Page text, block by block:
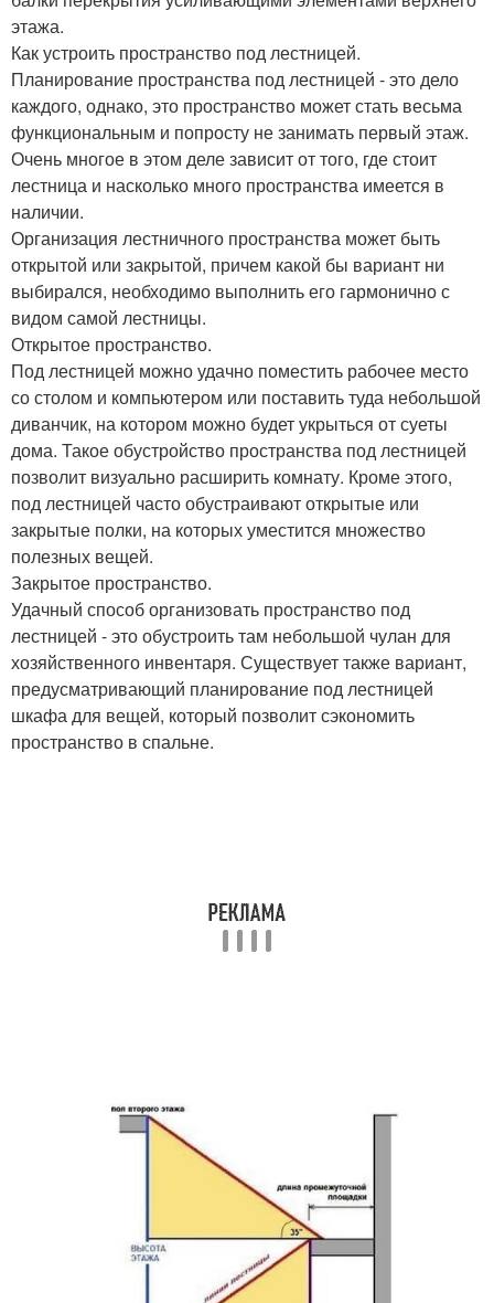
этажа.
Как устроить пространство под лестницей.
Планирование пространства под лестницей - это дело
каждого, однако, это пространство может стать весьма
функциональным и попросту не занимать первый этаж.
Очень многое в этом деле зависит от того, где стоит
лестница и насколько много пространства имеется в
наличии.
Организация лестничного пространства может быть
открытой или закрытой, причем какой бы вариант ни
выбирался, необходимо выполнить его гармонично с
видом самой лестницы.
Открытое пространство.
Под лестницей можно удачно поместить рабочее место
со столом и компьютером или поставить туда небольшой
диванчик, на котором можно будет укрыться от суеты
дома. Такое обустройство пространства под лестницей
позволит визуально расширить комнату. Кроме этого,
под лестницей часто обустраивают открытые или
закрытые полки, на которых уместится множество
полезных вещей.
Закрытое пространство.
Удачный способ организовать пространство под
лестницей - это обустроить там небольшой чулан для
хозяйственного инвентаря. Существует также вариант,
предусматривающий планирование под лестницей
шкафа для вещей, который позволит сэкономить
пространство в спальне.